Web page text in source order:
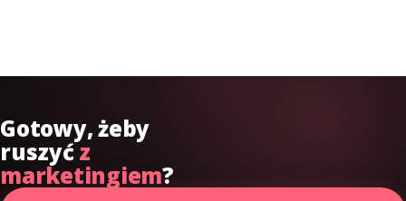
Gotowy, żeby
ruszyćz
marketingiem?